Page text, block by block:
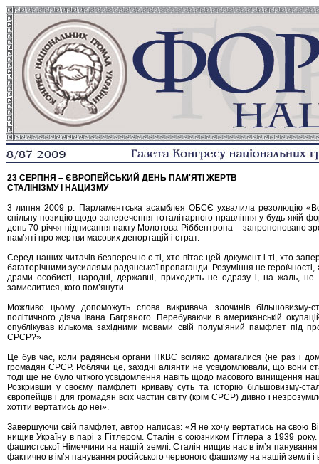
23 СЕРПНЯ – ЄВРОПЕЙСЬКИЙ ДЕНЬ ПАМ'ЯТІ ЖЕРТВ
СТАЛІНІЗМУ І НАЦИЗМУ
3 липня 2009 р. Парламентська асамблея ОБСЄ ухвалила резолюцію
спільну позицію щодо заперечення тоталітарного правління у будь-якій
день 70-річчя підписання пакту Молотова-Ріббентропа – запропоновано
пам’яті про жертви масових депортацій і страт.
Серед наших читачів безперечно є ті, хто вітає цей документ і ті, хто
багаторічними зусиллями радянської пропаганди. Розуміння не
драми особисті, народні, державні, приходить не одразу і, на жаль,
замислитися, кого пом’янути.
Можливо цьому допоможуть слова викривача злочинів більшовизму-
політичного діяча Івана Багряного. Перебуваючи в американській
опублікував кількома західними мовами свій полум’яний памфлет
СРСР?»
Це був час, коли радянські органи НКВС всіляко домагалися (не раз і
громадян СРСР. Роблячи це, західні аліянти не усвідомлювали, що вони
тоді ще не було чіткого усвідомлення навіть щодо масового винищення
Розкривши у своєму памфлеті криваву суть та історію більшовизму-
європейців і для громадян всіх частин світу (крім СРСР) дивно і
хотіти вертатись до неї».
Завершуючи свій памфлет, автор написав: «Я не хочу вертатись на свою
нищив Україну в парі з Гітлером. Сталін є союзником Гітлера з 1939
фашистської Німеччини на нашій землі. Сталін нищив нас в ім’я панування
фактично в ім’я панування російського червоного фашизму на нашій землі і в